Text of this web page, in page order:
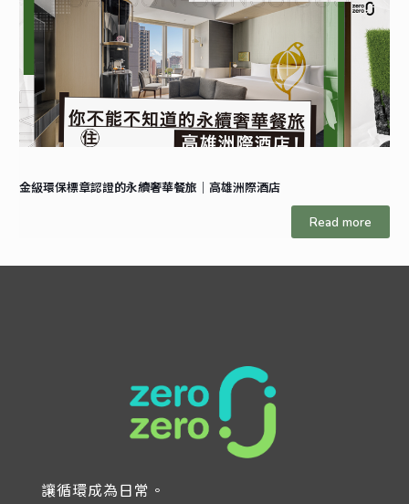
金級環保標章認證的永續奢華餐旅｜高雄洲際酒店
Read more
讓循環成為日常。